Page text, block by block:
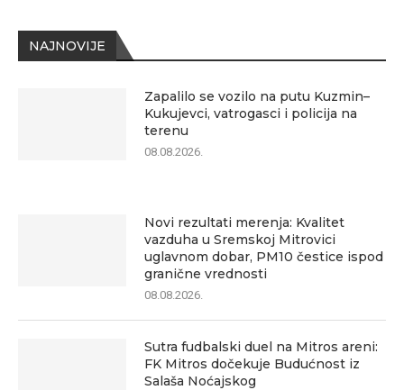
NAJNOVIJE
Zapalilo se vozilo na putu Kuzmin–
Kukujevci, vatrogasci i policija na
terenu
08.08.2026.
Novi rezultati merenja: Kvalitet
vazduha u Sremskoj Mitrovici
uglavnom dobar, PM10 čestice ispod
granične vrednosti
08.08.2026.
Sutra fudbalski duel na Mitros areni:
FK Mitros dočekuje Budućnost iz
Salaša Noćajskog